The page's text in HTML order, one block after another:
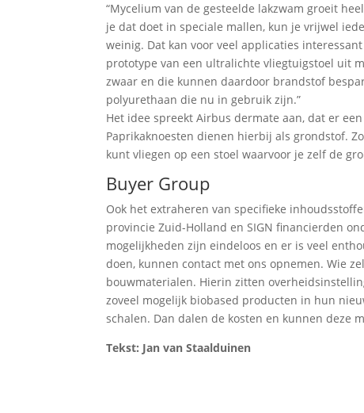
“Mycelium van de gesteelde lakzwam groeit
je dat doet in speciale mallen, kun je vrijwel
weinig. Dat kan voor veel applicaties
prototype van een ultralichte vliegtuigstoel uit
zwaar en die kunnen daardoor brandstof
polyurethaan die nu in gebruik zijn.”
Het idee spreekt Airbus dermate aan, dat er
Paprikaknoesten dienen hierbij als grondstof.
kunt vliegen op een stoel waarvoor je zelf de
Buyer Group
Ook het extraheren van specifieke
provincie Zuid-Holland en SIGN financierden
mogelijkheden zijn eindeloos en er is veel
doen, kunnen contact met ons opnemen. Wie
bouwmaterialen. Hierin zitten
zoveel mogelijk biobased producten in hun
schalen. Dan dalen de kosten en kunnen deze
Tekst: Jan van Staalduinen